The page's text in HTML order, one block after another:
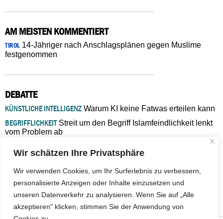
Wir schätzen Ihre Privatsphäre
Wir verwenden Cookies, um Ihr Surferlebnis zu verbessern,
personalisierte Anzeigen oder Inhalte einzusetzen und
unseren Datenverkehr zu analysieren. Wenn Sie auf „Alle
akzeptieren" klicken, stimmen Sie der Anwendung von
AM MEISTEN KOMMENTIERT
TIROL14-Jähriger nach Anschlagsplänen gegen Muslime
festgenommen
DEBATTE
KÜNSTLICHE INTELLIGENZ Warum KI keine Fatwas erteilen kann
BEGRIFFLICHKEITStreit um den Begriff Islamfeindlichkeit lenkt
vom Problem ab
Verantwortung bleibt“
ISLAMISCHE FAKULTÄT IN MÜNSTEREine kritische Schwelle für
die deutsche Religionspolitik
GASTBEITRAGWarum die muslimische Welt eine neue